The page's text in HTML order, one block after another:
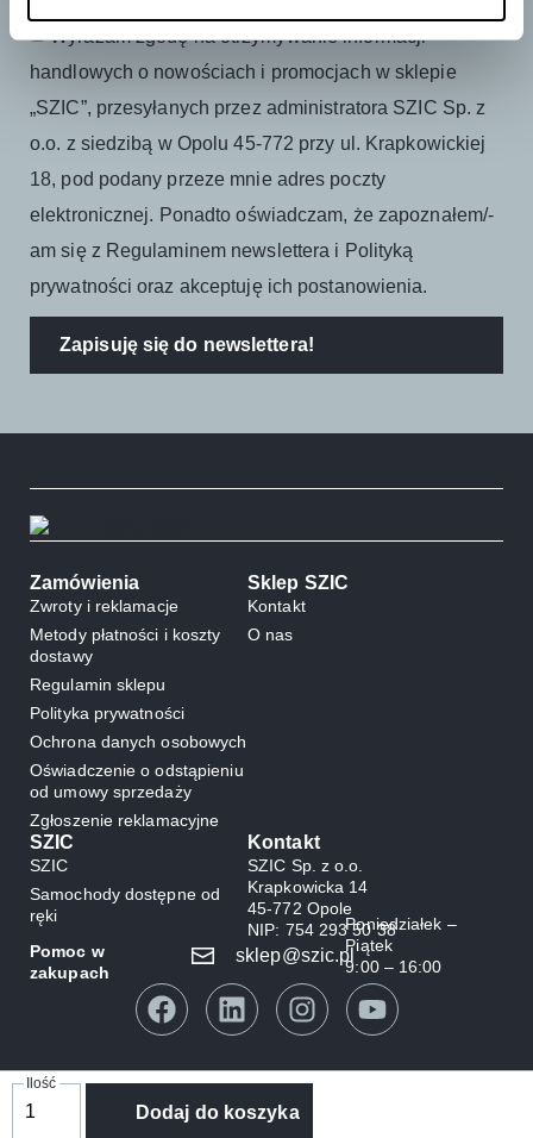
Dodaj do koszyka
Wyrażam zgodę na otrzymywanie informacji
handlowych o nowościach i promocjach w sklepie
„SZIC”, przesyłanych przez administratora SZIC Sp. z
o.o. z siedzibą w Opolu 45-772 przy ul. Krapkowickiej
18, pod podany przeze mnie adres poczty
elektronicznej. Ponadto oświadczam, że zapoznałem/-
am się z Regulaminem newslettera i Polityką
prywatności oraz akceptuję ich postanowienia.
Zapisuję się do newslettera!
Zamówienia
Zwroty i reklamacje
Metody płatności i koszty
dostawy
Regulamin sklepu
Polityka prywatności
Ochrona danych osobowych
Oświadczenie o odstąpieniu
od umowy sprzedaży
Zgłoszenie reklamacyjne
Sklep SZIC
Kontakt
O nas
SZIC
SZIC
Samochody dostępne od
ręki
Kontakt
SZIC Sp. z o.o.
Krapkowicka 14
45-772 Opole
NIP: 754 293 50 38
Pomoc w
zakupach
Poniedziałek –
Piątek
9:00 – 16:00
sklep@szic.pl